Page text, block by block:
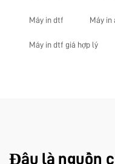
Máy in dtf Máy in
Máy in dtf giá hợp lý
Đâu là nguồn